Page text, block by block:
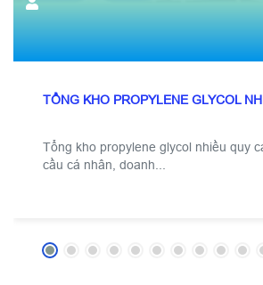
TỔNG KHO PROPYLENE GLYCOL
Tổng kho propylene glycol nhiều quy
cầu cá nhân, doanh...